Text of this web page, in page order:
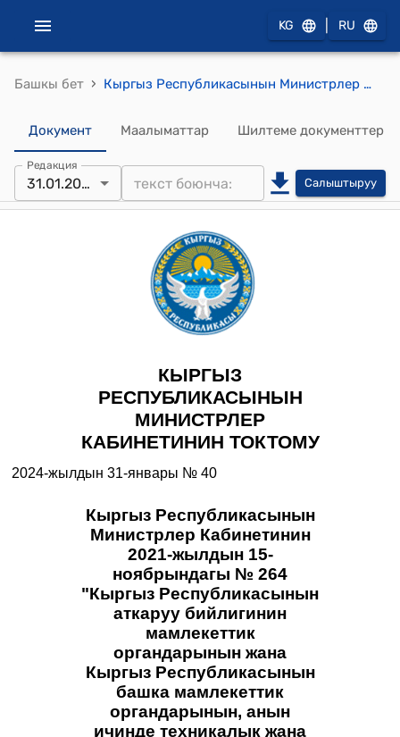
KG RU
Башкы бет › Кыргыз Республикасынын Министрлер Кабинетинин 2024-жылдын 31-январындагы № 40 "Кыргыз Республикасынын Министрлер Кабинетинин 2021-жылдын 15-ноябрындагы № 264 "Кыргыз Республикасынын аткаруу бийлигинин мамлекеттик органдарынын жана Кыргыз Республикасынын башка мамлекеттик органдарынын, анын ичинде техникалык жана тейлөөчү персоналынын штаттык санынын чеги жөнүндө" токтомуна өзгөртүүлөрдү киргизүү тууралуу" Токтому
Документ Маалыматтар Шилтеме документтер
Редакция
31.01.2024 Салыштыруу